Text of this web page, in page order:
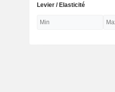
Levier / Elasticité